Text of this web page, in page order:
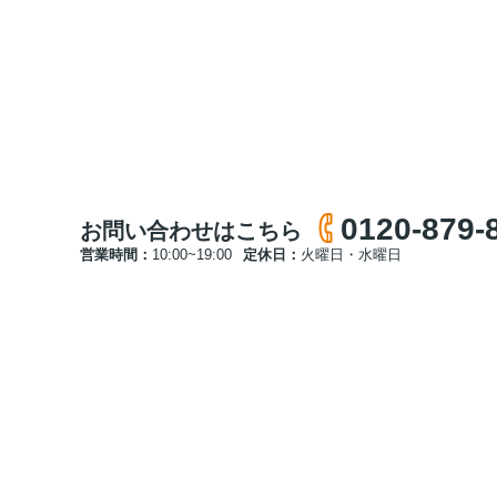
お問い合わせはこちら 0120-879-
営業時間： 10:00~19:00 定休日： 火曜日・水曜日